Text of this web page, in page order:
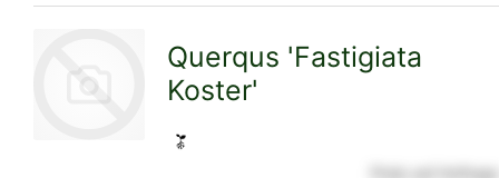
Detailseite
Querqus 'Fastigiata
Koster'
Preis auf Anfrage